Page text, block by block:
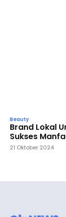
Beauty
Brand Lokal
Sukses
21 Oktober 2024